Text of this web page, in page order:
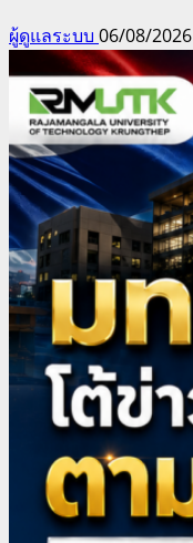
ผู้ดูแลระบบ 06/08/2026